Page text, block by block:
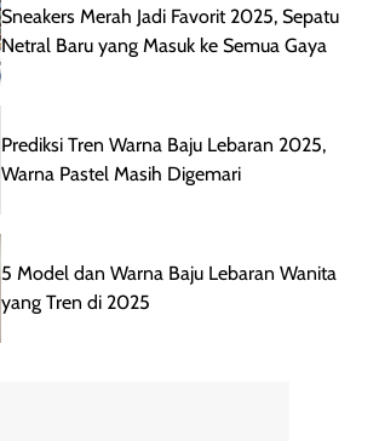
Sneakers Merah Jadi Favorit 2025, Sepatu
Netral Baru yang Masuk ke Semua Gaya
Prediksi Tren Warna Baju Lebaran 2025,
Warna Pastel Masih Digemari
5 Model dan Warna Baju Lebaran Wanita
yang Tren di 2025